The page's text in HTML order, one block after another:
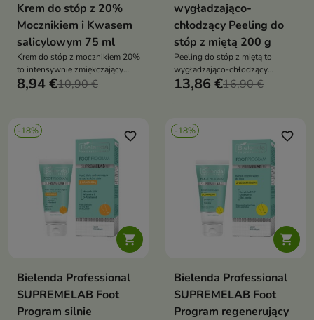
Krem do stóp z 20%
Mocznikiem i Kwasem
salicylowym 75 ml
Krem do stóp z mocznikiem 20%
to intensywnie zmiękczający
krem, który wygładza, nawilża i
8,94 €10,90 €
wygładzająco-
chłodzący Peeling do
stóp z miętą 200 g
Peeling do stóp z miętą to
wygładzająco-chłodzący
peeling, który usuwa martwy
13,86 €16,90 €
-18%

favorite_border
Bielenda Professional
SUPREMELAB Foot
Program silnie
-18%

favorite_border
Bielenda Professional
SUPREMELAB Foot
Program regenerujący